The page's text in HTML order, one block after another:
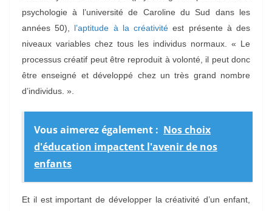
psychologie à l’université de Caroline du Sud dans les
années 50), l’aptitude à la créativité est présente à des
niveaux variables chez tous les individus normaux. « Le
processus créatif peut être reproduit à volonté, il peut donc
être enseigné et développé chez un très grand nombre
d’individus. ».
Vous aimerez également : Nos choix
d'éducation impactent l'avenir de nos
enfants
Et il est important de développer la créativité d’un enfant,